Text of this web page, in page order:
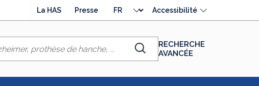
La HAS Presse
langue
Accessibilité
Chercher
RECHERCHE
AVANCÉE